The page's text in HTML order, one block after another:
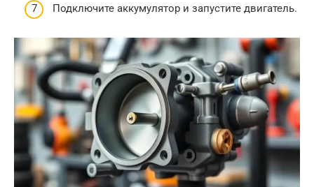
Подключите аккумулятор и запустите двигатель.